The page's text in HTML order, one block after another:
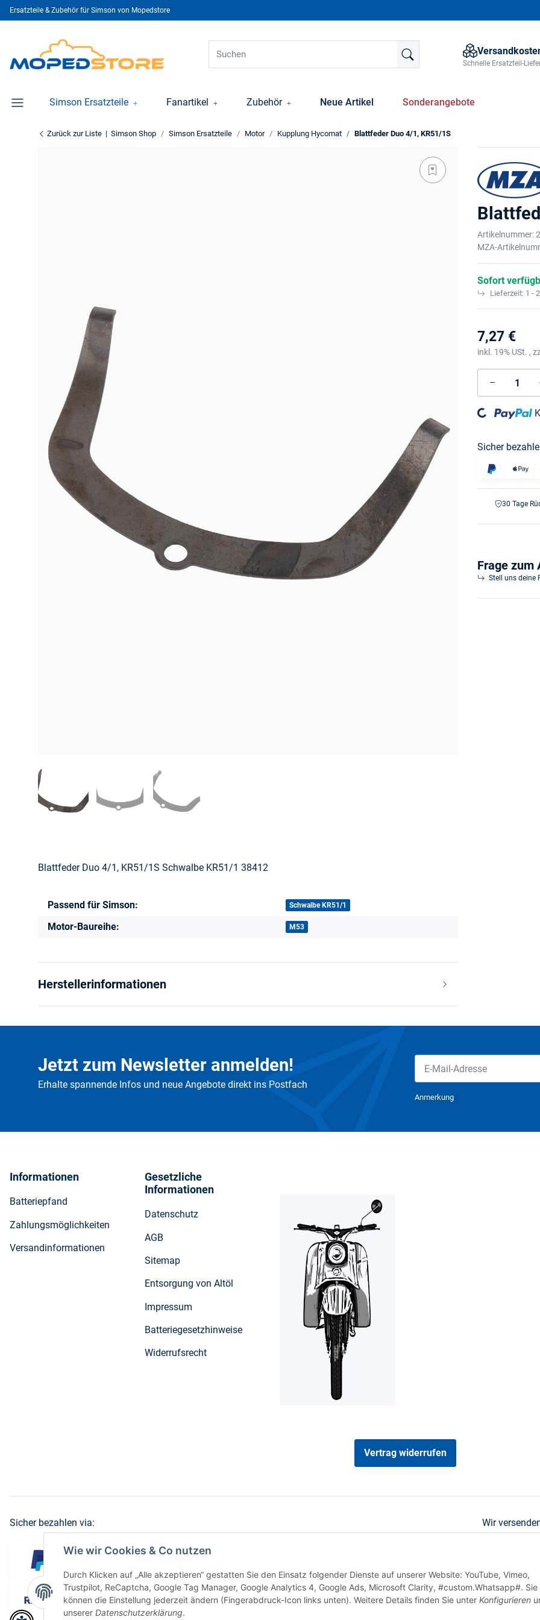
Wie wir Cookies & Co nutzen
Durch Klicken auf „Alle akzeptieren“ gestatten Sie den Einsatz folgender Dienste auf unserer Website: YouTube, Vimeo,
Trustpilot, ReCaptcha, Google Tag Manager, Google Analytics 4, Google Ads, Microsoft Clarity, #custom.Whatsapp#. Sie
können die Einstellung jederzeit ändern (Fingerabdruck-Icon links unten). Weitere Details finden Sie unter Konfigurieren
unserer Datenschutzerklärung.
Ersatzteile & Zubehör für Simson von Mopedstore
Schnelle Ersatzteil-
Simson Ersatzteile Fanartikel Zubehör Neue Artikel Sonderangebote
Zurück zur Liste Simson Shop Simson Ersatzteile Motor Kupplung Hycomat Blattfeder Duo 4/1, KR51/1S
Artikelnummer:
MZA-
Sofort
Lieferzeit: 1 -
7,27 €
inkl. 19% USt. ,
Loading...
Sicher
30 Tage
Frage zum
Stell uns deine
Blattfeder Duo 4/1, KR51/1S Schwalbe KR51/1 38412
Produkteigenschaft
Wert
Passend für Simson: Schwalbe KR51/1
Motor-Baureihe: M53
Herstellerinformationen
Jetzt zum Newsletter anmelden!
Erhalte spannende Infos und neue Angebote direkt ins Postfach
Anmerkung
Informationen
Batteriepfand
Zahlungsmöglichkeiten
Versandinformationen
Gesetzliche
Informationen
Datenschutz
AGB
Sitemap
Entsorgung von Altöl
Impressum
Batteriegesetzhinweise
Widerrufsrecht
Vertrag widerrufen
Sicher bezahlen via: Wir